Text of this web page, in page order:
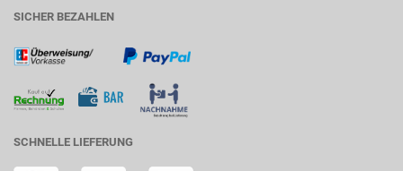
SICHER BEZAHLEN
SCHNELLE LIEFERUNG